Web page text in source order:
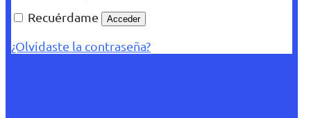
Recuérdame
Acceder
¿Olvidaste la contraseña?